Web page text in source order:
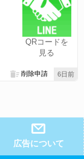
QRコードを
見る
6日前
削除申請
広告について